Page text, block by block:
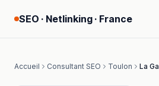
SEO · Netlinking · France
Accueil Consultant SEO Toulon La